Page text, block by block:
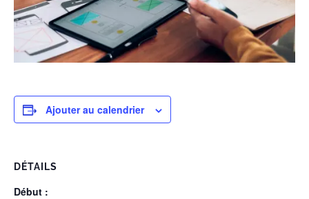
Ajouter au calendrier
DÉTAILS
Début :